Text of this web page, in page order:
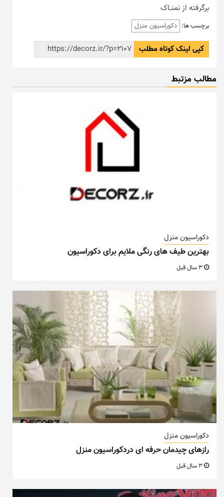
برگرفته از نمنــاک
برچسب ها: دکوراسیون منزل
کپی لینک کوتاه مطلب
مطالب مزتبط
دکوراسیون منزل
بهترین طیف های رنگی ملایم برای دکوراسیون
دکوراسیون منزل
رازهای چیدمان حرفه ای دردکوراسیون منزل